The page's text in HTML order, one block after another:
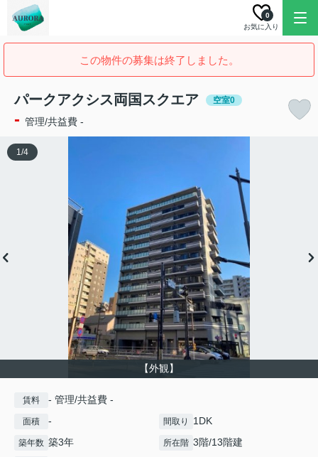
お気に入り
0
この物件の募集は終了しました。
パークアクシス両国スクエア 空室0
- 管理/共益費 -
【外観】
1/4
賃料 - 管理/共益費 -
面積 - 間取り 1DK
築年数 築3年 所在階 3階/13階建